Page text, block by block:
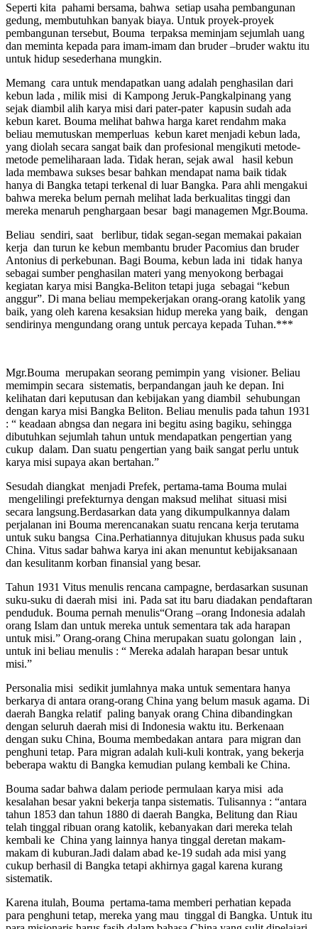
Seperti kita pahami bersama, bahwa setiap usaha pembangunan
gedung, membutuhkan banyak biaya. Untuk proyek-proyek
pembangunan tersebut, Bouma terpaksa meminjam sejumlah uang
dan meminta kepada para imam-imam dan bruder –bruder waktu itu
untuk hidup sesederhana mungkin.
Memang cara untuk mendapatkan uang adalah penghasilan dari
kebun lada , milik misi di Kampong Jeruk-Pangkalpinang yang
sejak diambil alih karya misi dari pater-pater kapusin sudah ada
kebun karet. Bouma melihat bahwa harga karet rendahm maka
beliau memutuskan memperluas kebun karet menjadi kebun lada,
yang diolah secara sangat baik dan profesional mengikuti metode-
metode pemeliharaan lada. Tidak heran, sejak awal hasil kebun
lada membawa sukses besar bahkan mendapat nama baik tidak
hanya di Bangka tetapi terkenal di luar Bangka. Para ahli mengakui
bahwa mereka belum pernah melihat lada berkualitas tinggi dan
mereka menaruh penghargaan besar bagi managemen Mgr.Bouma.
Beliau sendiri, saat berlibur, tidak segan-segan memakai pakaian
kerja dan turun ke kebun membantu bruder Pacomius dan bruder
Antonius di perkebunan. Bagi Bouma, kebun lada ini tidak hanya
sebagai sumber penghasilan materi yang menyokong berbagai
kegiatan karya misi Bangka-Beliton tetapi juga sebagai “kebun
anggur”. Di mana beliau mempekerjakan orang-orang katolik yang
baik, yang oleh karena kesaksian hidup mereka yang baik, dengan
sendirinya mengundang orang untuk percaya kepada Tuhan.***
Mgr.Bouma merupakan seorang pemimpin yang visioner. Beliau
memimpin secara sistematis, berpandangan jauh ke depan. Ini
kelihatan dari keputusan dan kebijakan yang diambil sehubungan
dengan karya misi Bangka Beliton. Beliau menulis pada tahun 1931
: “ keadaan abngsa dan negara ini begitu asing bagiku, sehingga
dibutuhkan sejumlah tahun untuk mendapatkan pengertian yang
cukup dalam. Dan suatu pengertian yang baik sangat perlu untuk
karya misi supaya akan bertahan.”
Sesudah diangkat menjadi Prefek, pertama-tama Bouma mulai
mengelilingi prefekturnya dengan maksud melihat situasi misi
secara langsung.Berdasarkan data yang dikumpulkannya dalam
perjalanan ini Bouma merencanakan suatu rencana kerja terutama
untuk suku bangsa Cina.Perhatiannya ditujukan khusus pada suku
China. Vitus sadar bahwa karya ini akan menuntut kebijaksanaan
dan kesulitanm korban finansial yang besar.
Tahun 1931 Vitus menulis rencana campagne, berdasarkan susunan
suku-suku di daerah misi ini. Pada sat itu baru diadakan pendaftaran
penduduk. Bouma pernah menulis“Orang –orang Indonesia adalah
orang Islam dan untuk mereka untuk sementara tak ada harapan
untuk misi.” Orang-orang China merupakan suatu golongan lain ,
untuk ini beliau menulis : “ Mereka adalah harapan besar untuk
misi.”
Personalia misi sedikit jumlahnya maka untuk sementara hanya
berkarya di antara orang-orang China yang belum masuk agama. Di
daerah Bangka relatif paling banyak orang China dibandingkan
dengan seluruh daerah misi di Indonesia waktu itu. Berkenaan
dengan suku China, Bouma membedakan antara para migran dan
penghuni tetap. Para migran adalah kuli-kuli kontrak, yang bekerja
beberapa waktu di Bangka kemudian pulang kembali ke China.
Bouma sadar bahwa dalam periode permulaan karya misi ada
kesalahan besar yakni bekerja tanpa sistematis. Tulisannya : “antara
tahun 1853 dan tahun 1880 di daerah Bangka, Belitung dan Riau
telah tinggal ribuan orang katolik, kebanyakan dari mereka telah
kembali ke China yang lainnya hanya tinggal deretan makam-
makam di kuburan.Jadi dalam abad ke-19 sudah ada misi yang
cukup berhasil di Bangka tetapi akhirnya gagal karena kurang
sistematik.
Karena itulah, Bouma pertama-tama memberi perhatian kepada
para penghuni tetap, mereka yang mau tinggal di Bangka. Untuk itu